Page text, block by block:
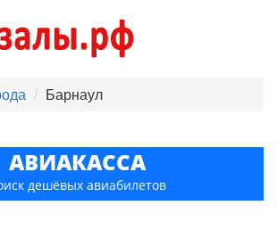
Барнаул
АВИАКАССА
дешёвых авиабилетов